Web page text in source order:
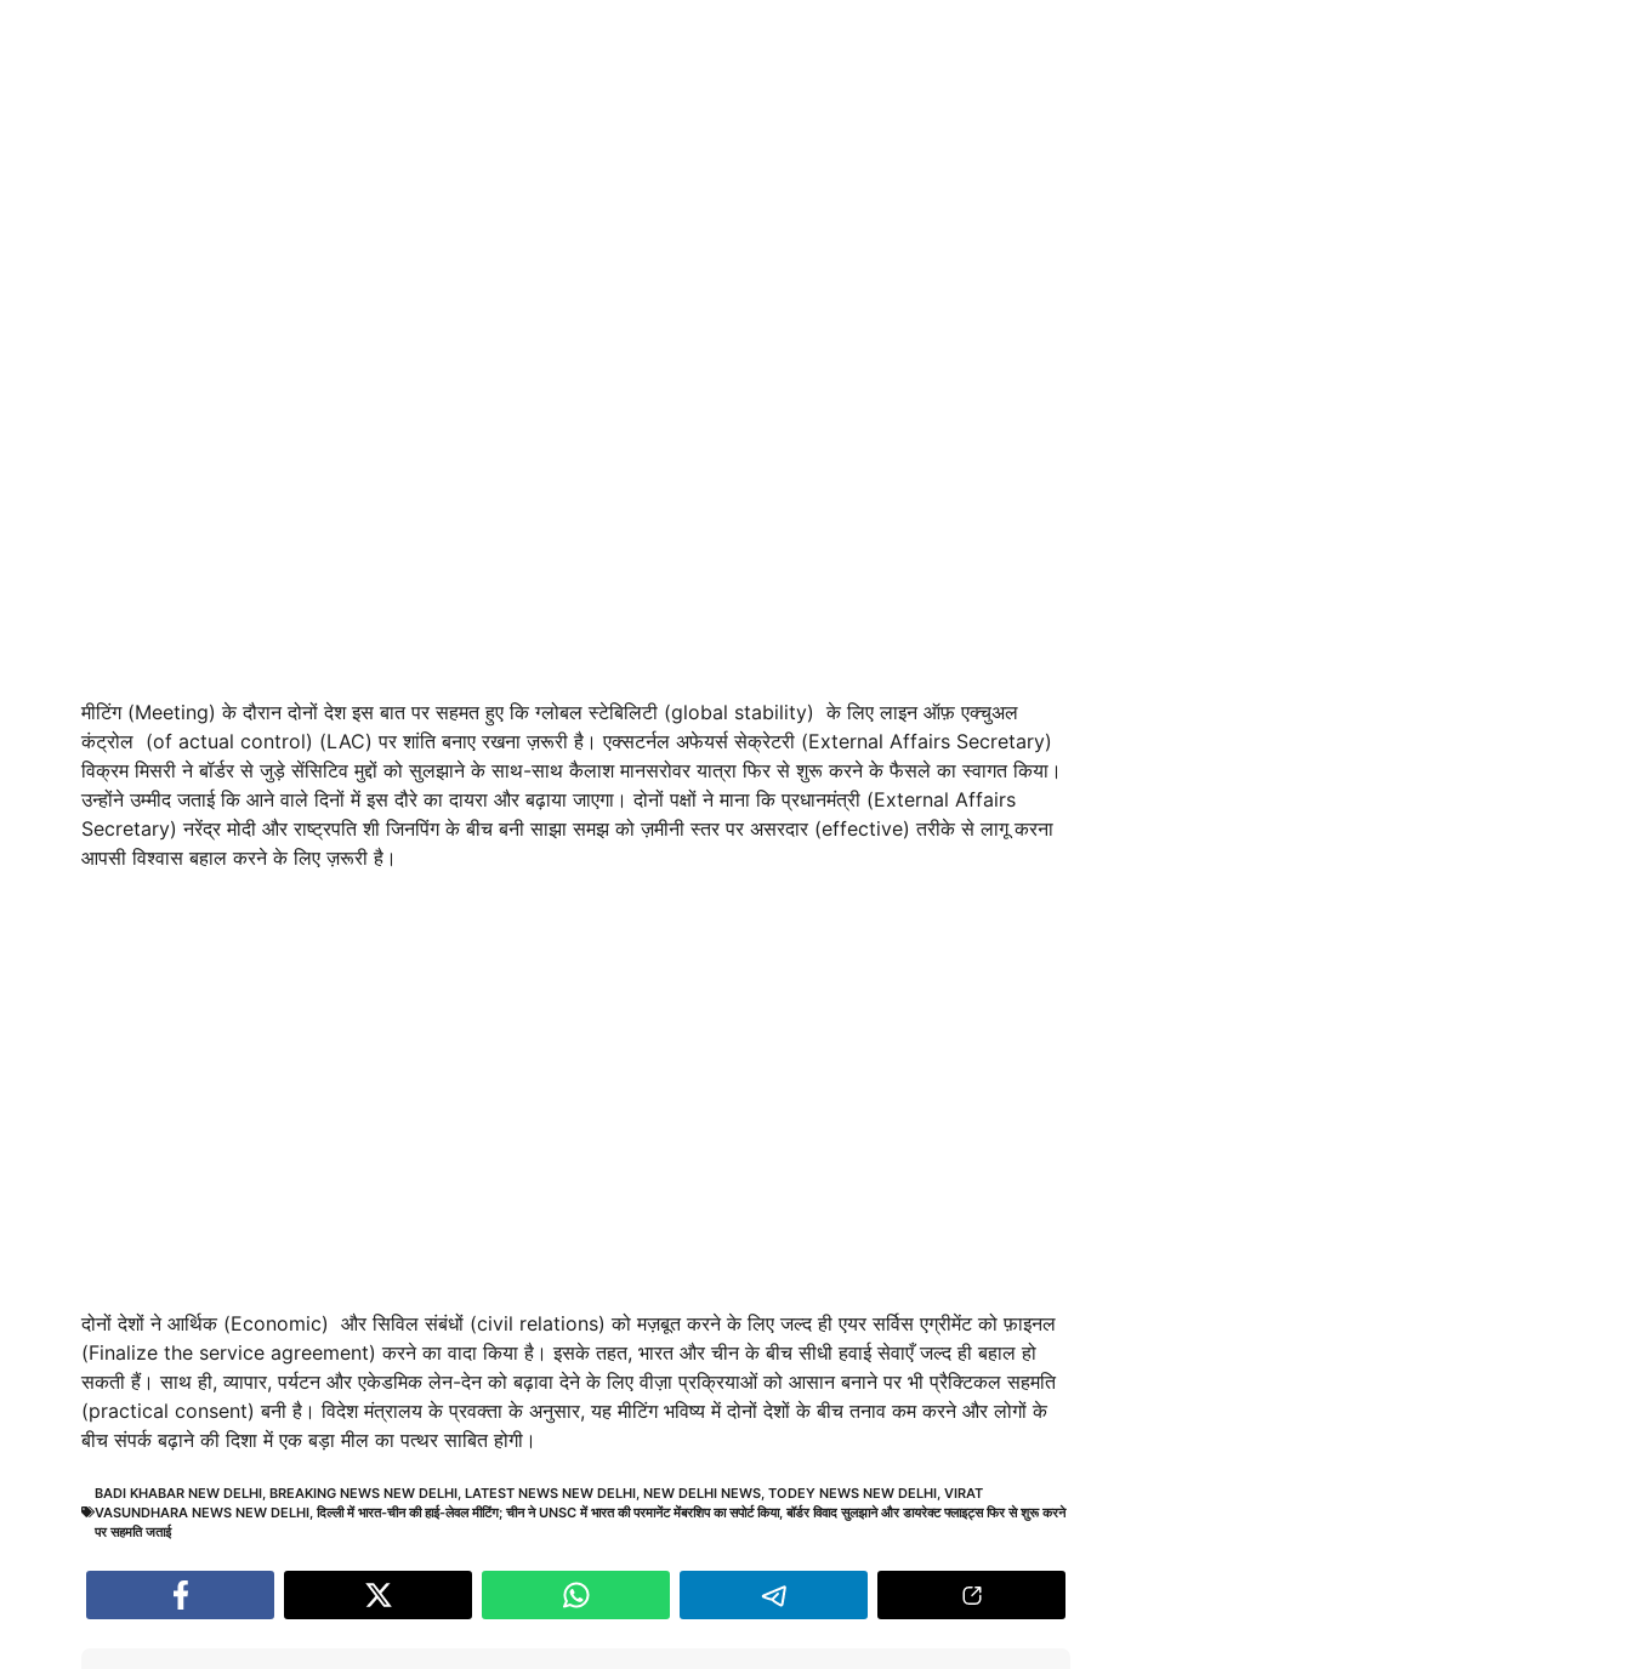
मीटिंग (Meeting) के दौरान दोनों देश इस बात पर सहमत हुए कि ग्लोबल स्टेबिलिटी (global stability) के लिए लाइन ऑफ़ एक्चुअल
कंट्रोल (of actual control) (LAC) पर शांति बनाए रखना ज़रूरी है। एक्सटर्नल अफेयर्स सेक्रेटरी (External Affairs Secretary)
विक्रम मिसरी ने बॉर्डर से जुड़े सेंसिटिव मुद्दों को सुलझाने के साथ-साथ कैलाश मानसरोवर यात्रा फिर से शुरू करने के फैसले का स्वागत किया।
उन्होंने उम्मीद जताई कि आने वाले दिनों में इस दौरे का दायरा और बढ़ाया जाएगा। दोनों पक्षों ने माना कि प्रधानमंत्री (External Affairs
Secretary) नरेंद्र मोदी और राष्ट्रपति शी जिनपिंग के बीच बनी साझा समझ को ज़मीनी स्तर पर असरदार (effective) तरीके से लागू करना
आपसी विश्वास बहाल करने के लिए ज़रूरी है।
दोनों देशों ने आर्थिक (Economic) और सिविल संबंधों (civil relations) को मज़बूत करने के लिए जल्द ही एयर सर्विस एग्रीमेंट को फ़ाइनल
(Finalize the service agreement) करने का वादा किया है। इसके तहत, भारत और चीन के बीच सीधी हवाई सेवाएँ जल्द ही बहाल हो
सकती हैं। साथ ही, व्यापार, पर्यटन और एकेडमिक लेन-देन को बढ़ावा देने के लिए वीज़ा प्रक्रियाओं को आसान बनाने पर भी प्रैक्टिकल सहमति
(practical consent) बनी है। विदेश मंत्रालय के प्रवक्ता के अनुसार, यह मीटिंग भविष्य में दोनों देशों के बीच तनाव कम करने और लोगों के
बीच संपर्क बढ़ाने की दिशा में एक बड़ा मील का पत्थर साबित होगी।
BADI KHABAR NEW DELHI, BREAKING NEWS NEW DELHI, LATEST NEWS NEW DELHI, NEW DELHI NEWS, TODEY NEWS NEW DELHI, VIRAT
VASUNDHARA NEWS NEW DELHI,दिल्ली में भारत-चीन की हाई-लेवल मीटिंग; चीन ने UNSC में भारत की परमानेंट मेंबरशिप का सपोर्ट किया,बॉर्डर विवाद सुलझाने और डायरेक्ट फ्लाइट्स फिर से शुरू करने
पर सहमति जताई